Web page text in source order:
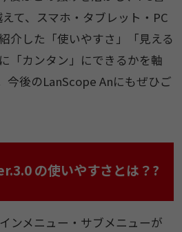
て、スマホ・タブレット・PC
介した「使いやすさ」「見える
「カンタン」にできるかを軸
今後のLanScope Anにもぜひご
の使いやすさとは？?
ンメニュー・サブメニューが